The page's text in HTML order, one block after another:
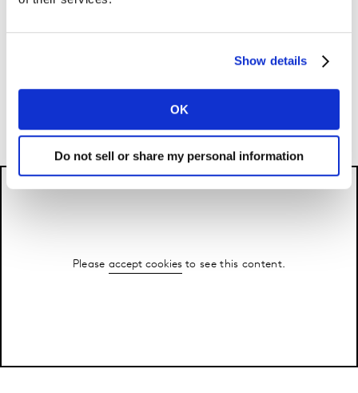
Show details
OK
Do not sell or share my personal information
Grazie ad un modello che lavora a livello di singolo
riferimento e capire come raggiungerlo al meglio.
Please accept cookiesto see this content.